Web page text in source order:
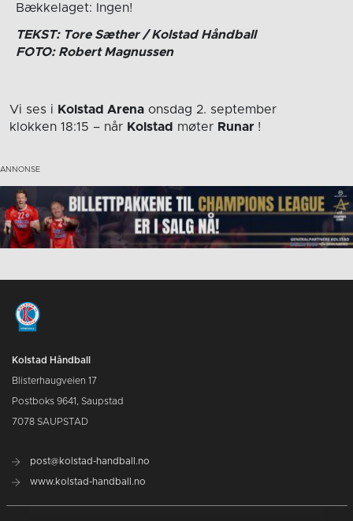
Bækkelaget: Ingen!
TEKST: Tore Sæther / Kolstad Håndball
FOTO: Robert Magnussen
Vi ses i Kolstad Arena onsdag 2. september
klokken 18:15 – når Kolstad møter Runar !
Kolstad Håndball
Blisterhaugveien 17
Postboks 9641, Saupstad
7078 SAUPSTAD
post@kolstad-handball.no
www.kolstad-handball.no